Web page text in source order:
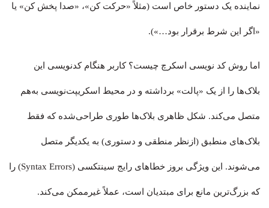
نماینده یک دستور خاص است (مثلاً «حرکت کن»، «صدا پخش کن» یا
«اگر این شرط برقرار بود…»).
اما روش کد نویسی اسکرچ چیست؟ کاربر هنگام کدنویسی این
بلاک‌ها را از یک «پالت» برداشته و در محیط اسکریپت‌نویسی به‌هم
متصل می‌کند. شکل ظاهری بلاک‌ها طوری طراحی‌شده که فقط
بلاک‌های منطبق (ازنظر منطقی و دستوری) به یکدیگر متصل
می‌شوند. این ویژگی بروز خطاهای رایج سینتکسی (Syntax Errors) را
که بزرگ‌ترین مانع برای مبتدیان است، عملاً غیرممکن می‌کند.